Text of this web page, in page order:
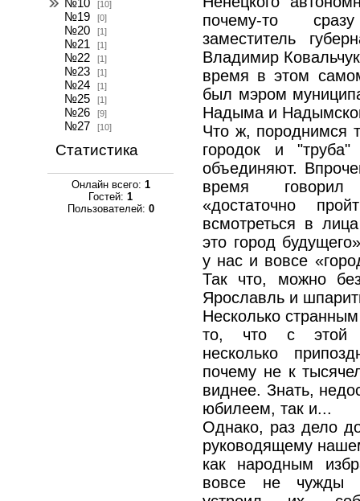
№10 [10]
№19 [0]
№20 [1]
№21 [1]
№22 [1]
№23 [1]
№24 [1]
№25 [1]
№26 [9]
№27 [10]
Статистика
Онлайн всего: 1
Гостей: 1
Пользователей: 0
почему-то
заместитель
Владимир
время в этом
был мэром
Надыма и
Что ж, породнимся
городок и
объединяют.
время говорил
«достаточно
всмотреться в
это город
у нас и вовсе
Так что, можно
Ярославль и
Несколько
то, что с этой
несколько
почему не к
виднее. Знать,
юбилеем, так и...
Однако, раз дело
руководящему
как народным
вовсе не чужды